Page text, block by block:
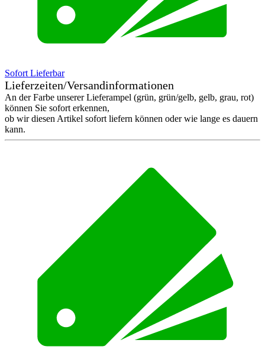
Sofort Lieferbar
Lieferzeiten/Versandinformationen
An der Farbe unserer Lieferampel (grün, grün/gelb, gelb, grau, rot)
können Sie sofort erkennen,
ob wir diesen Artikel sofort liefern können oder wie lange es dauern
kann.